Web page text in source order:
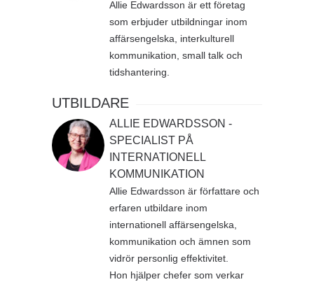
Allie Edwardsson är ett företag
som erbjuder utbildningar inom
affärsengelska, interkulturell
kommunikation, small talk och
tidshantering.
UTBILDARE
ALLIE EDWARDSSON -
SPECIALIST PÅ
INTERNATIONELL
KOMMUNIKATION
Allie Edwardsson är författare och
erfaren utbildare inom
internationell affärsengelska,
kommunikation och ämnen som
vidrör personlig effektivitet.
Hon hjälper chefer som verkar